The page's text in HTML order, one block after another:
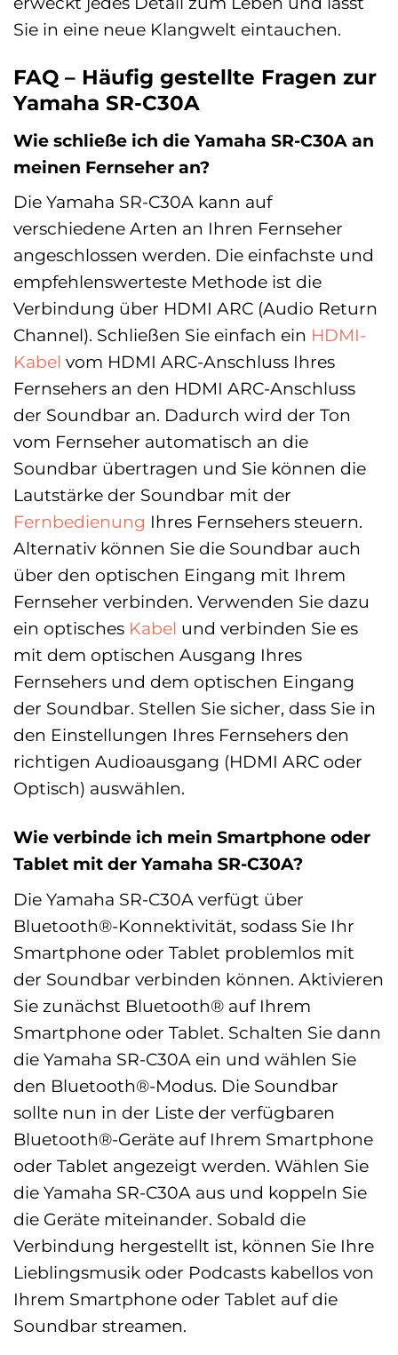
Sie in eine neue Klangwelt eintauchen.
FAQ – Häufig gestellte Fragen zur
Yamaha SR-C30A
Wie schließe ich die Yamaha SR-C30A an
meinen Fernseher an?
Die Yamaha SR-C30A kann auf
verschiedene Arten an Ihren Fernseher
angeschlossen werden. Die einfachste und
empfehlenswerteste Methode ist die
Verbindung über HDMI ARC (Audio Return
Channel). Schließen Sie einfach ein HDMI-
Kabel vom HDMI ARC-Anschluss Ihres
Fernsehers an den HDMI ARC-Anschluss
der Soundbar an. Dadurch wird der Ton
vom Fernseher automatisch an die
Soundbar übertragen und Sie können die
Lautstärke der Soundbar mit der
Fernbedienung Ihres Fernsehers steuern.
Alternativ können Sie die Soundbar auch
über den optischen Eingang mit Ihrem
Fernseher verbinden. Verwenden Sie dazu
ein optisches Kabel und verbinden Sie es
mit dem optischen Ausgang Ihres
Fernsehers und dem optischen Eingang
der Soundbar. Stellen Sie sicher, dass Sie in
den Einstellungen Ihres Fernsehers den
richtigen Audioausgang (HDMI ARC oder
Optisch) auswählen.
Wie verbinde ich mein Smartphone oder
Tablet mit der Yamaha SR-C30A?
Die Yamaha SR-C30A verfügt über
Bluetooth®-Konnektivität, sodass Sie Ihr
Smartphone oder Tablet problemlos mit
der Soundbar verbinden können. Aktivieren
Sie zunächst Bluetooth® auf Ihrem
Smartphone oder Tablet. Schalten Sie dann
die Yamaha SR-C30A ein und wählen Sie
den Bluetooth®-Modus. Die Soundbar
sollte nun in der Liste der verfügbaren
Bluetooth®-Geräte auf Ihrem Smartphone
oder Tablet angezeigt werden. Wählen Sie
die Yamaha SR-C30A aus und koppeln Sie
die Geräte miteinander. Sobald die
Verbindung hergestellt ist, können Sie Ihre
Lieblingsmusik oder Podcasts kabellos von
Ihrem Smartphone oder Tablet auf die
Soundbar streamen.